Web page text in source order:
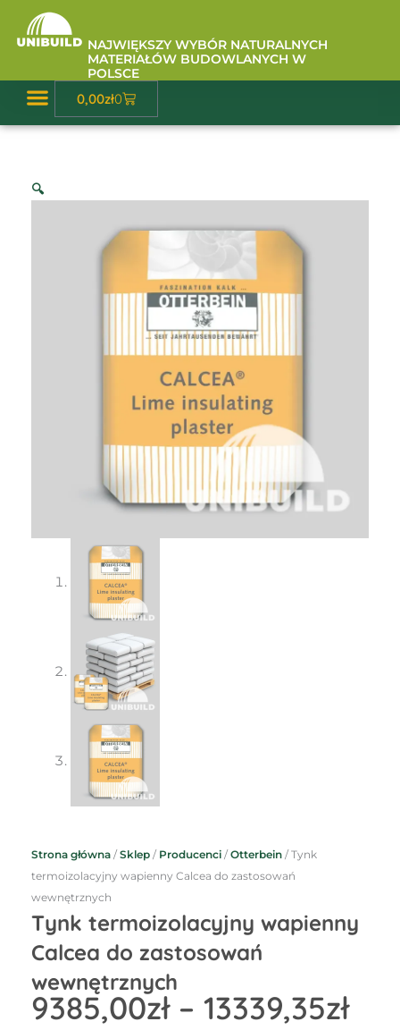
Przejdź
NAJWIĘKSZY WYBÓR NATURALNYCH
MATERIAŁÓW BUDOWLANYCH W
POLSCE
0,00zł0
Wózek
🔍
Strona główna /Sklep / Producenci /Otterbein / Tynk
termoizolacyjny wapienny Calcea do zastosowań
wewnętrznych
Tynk termoizolacyjny wapienny
Calcea do zastosowań
wewnętrznych
9385,00zł – 13339,35zł